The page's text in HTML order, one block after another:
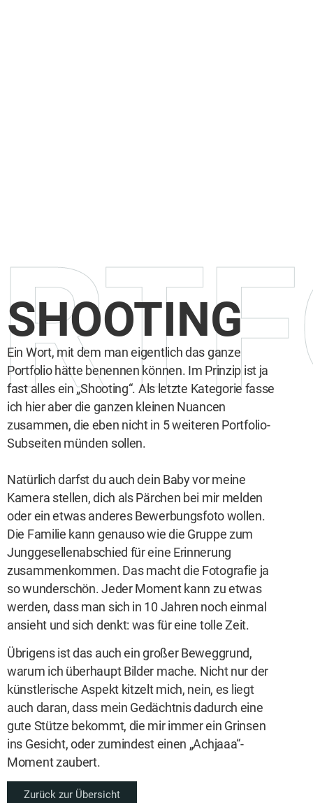
SHOOTING
Ein Wort, mit dem man eigentlich das ganze
Portfolio hätte benennen können. Im Prinzip ist ja
fast alles ein „Shooting“. Als letzte Kategorie fasse
ich hier aber die ganzen kleinen Nuancen
zusammen, die eben nicht in 5 weiteren Portfolio-
Subseiten münden sollen.
Natürlich darfst du auch dein Baby vor meine
Kamera stellen, dich als Pärchen bei mir melden
oder ein etwas anderes Bewerbungsfoto wollen.
Die Familie kann genauso wie die Gruppe zum
Junggesellenabschied für eine Erinnerung
zusammenkommen. Das macht die Fotografie ja
so wunderschön. Jeder Moment kann zu etwas
werden, dass man sich in 10 Jahren noch einmal
ansieht und sich denkt: was für eine tolle Zeit.
Übrigens ist das auch ein großer Beweggrund,
warum ich überhaupt Bilder mache. Nicht nur der
künstlerische Aspekt kitzelt mich, nein, es liegt
auch daran, dass mein Gedächtnis dadurch eine
gute Stütze bekommt, die mir immer ein Grinsen
ins Gesicht, oder zumindest einen „Achjaaa“-
Moment zaubert.
Zurück zur Übersicht